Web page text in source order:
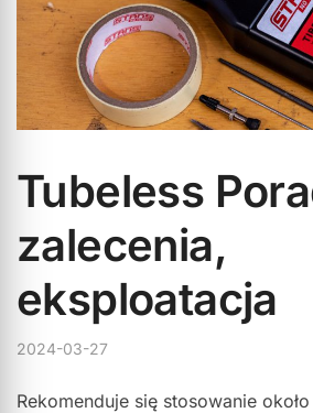
Tubeless
zalecenia,
eksploatacja
2024-03-27
Rekomenduje się stosowanie